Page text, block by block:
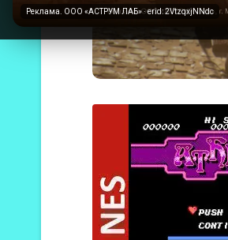
Реклама. ООО «АСТРУМ ЛАБ» · erid: 2VtzqxjNNdc